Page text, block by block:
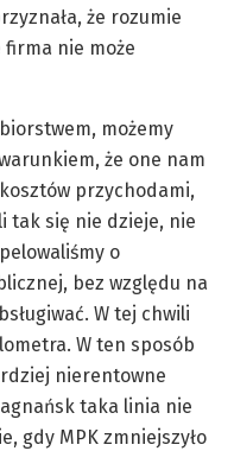
że rozumie
firma nie może
możemy
że one nam
przychodami,
tak się nie dzieje, nie
o
bez względu na
W tej chwili
W ten sposób
nierentowne
taka linia nie
gdy MPK zmniejszyło